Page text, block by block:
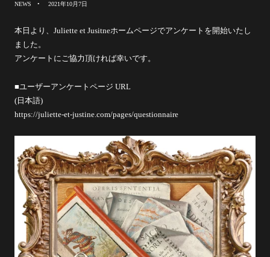
NEWS 2021年10月7日
本日より、Juliette et Jusitneホームページでアンケートを開始いたし
ました。
アンケートにご協力頂ければ幸いです。
■ユーザーアンケートページ URL
(日本語)
https://juliette-et-justine.com/pages/questionnaire